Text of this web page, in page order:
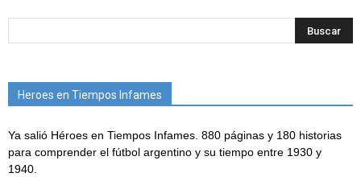
Heroes en Tiempos Infames
Ya salió Héroes en Tiempos Infames. 880 páginas y 180 historias
para comprender el fútbol argentino y su tiempo entre 1930 y
1940.